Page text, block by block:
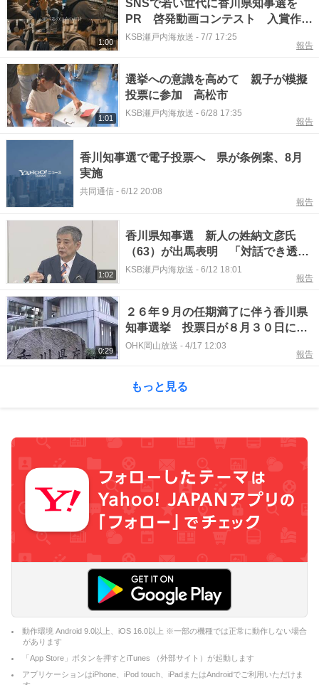
1:00
SNSで若い世代に香川県知事選を
PR 啓発動画コンテスト 入賞作品
は告示日(8月13日)からSNSに
KSB瀬戸内海放送 - 7/7 17:25
報告
1:01
選挙への意識を高めて 親子が模擬
投票に参加 高松市
KSB瀬戸内海放送 - 6/28 17:35
報告
香川知事選で電子投票へ 県が条例案、8月
実施
共同通信 - 6/12 20:08
報告
1:02
香川県知事選 新人の姓納文彦氏
（63）が出馬表明 「対話でき透明
性のある県政に」
KSB瀬戸内海放送 - 6/12 18:01
報告
0:29
２６年９月の任期満了に伴う香川県
知事選挙 投票日が８月３０日に決
定 香川県選管【香川】
OHK岡山放送 - 4/17 12:03
報告
もっと見る
動作環境 Android 9.0以上、iOS 16.0以上 ※一部の機種では正常に動作しない場合
があります
「App Store」ボタンを押すとiTunes （外部サイト）が起動します
アプリケーションはiPhone、iPod touch、iPadまたはAndroidでご利用いただけま